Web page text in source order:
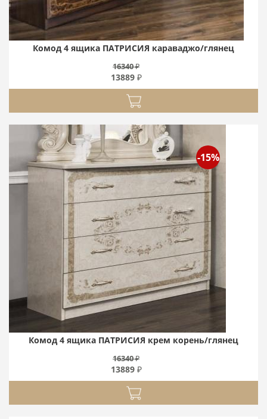
Комод 4 ящика ПАТРИСИЯ караваджо/глянец
16340 ₽
13889 ₽
-15%
Комод 4 ящика ПАТРИСИЯ крем корень/глянец
16340 ₽
13889 ₽